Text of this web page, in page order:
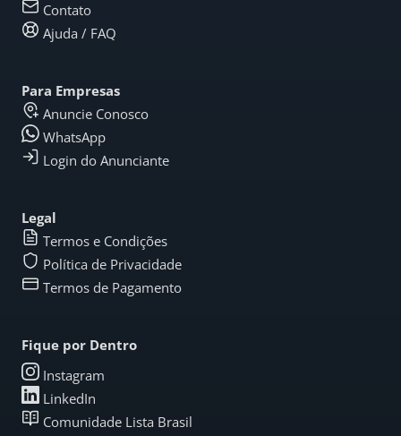
Contato
Ajuda / FAQ
Para Empresas
Anuncie Conosco
WhatsApp
Login do Anunciante
Legal
Termos e Condições
Política de Privacidade
Termos de Pagamento
Fique por Dentro
Instagram
LinkedIn
Comunidade Lista Brasil